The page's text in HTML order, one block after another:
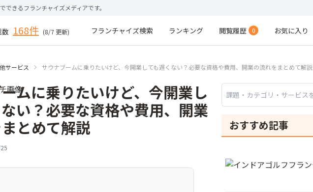
できるフランチャイズメディアです。
数 168件 (8/7 更新) フランチャイズ検索 ランキング 閲覧履歴 0 お気に入り
サービス サウナブームに乗りたいけど、今開業しても遅くない？必要な資格や費用、開業の流れをまとめて解説
ムに乗りたいけど、今開業し
い？必要な資格や費用、開業
とめて解説
おすすめ記事